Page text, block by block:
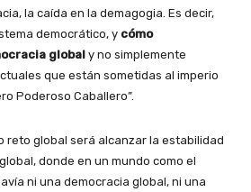
la caída en la demagogia. Es decir,
democrático, y cómo
global y no simplemente
que están sometidas al imperio
Poderoso Caballero”.
reto global será alcanzar la estabilidad
donde en un mundo como el
ni una democracia global, ni una